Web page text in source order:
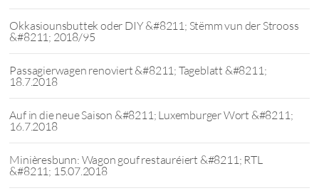
Okkasiounsbuttek oder DIY &#8211; Stëmm vun der Strooss
&#8211; 2018/95
Passagierwagen renoviert &#8211; Tageblatt &#8211;
18.7.2018
Auf in die neue Saison &#8211; Luxemburger Wort &#8211;
16.7.2018
Minièresbunn: Wagon gouf restauréiert &#8211; RTL
&#8211; 15.07.2018